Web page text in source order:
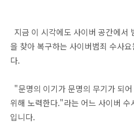
지금 이 시각에도 사이버 공간에서
을 찾아 복구하는 사이버범죄 수사
다.
"문명의 이기가 문명의 무기가 되
위해 노력한다."라는 어느 사이버 수
입니다.